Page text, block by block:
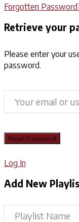
Forgotten
Retrieve your
Please enter your
password.
Log In
Add New